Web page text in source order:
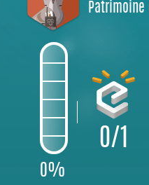
0%
0/1